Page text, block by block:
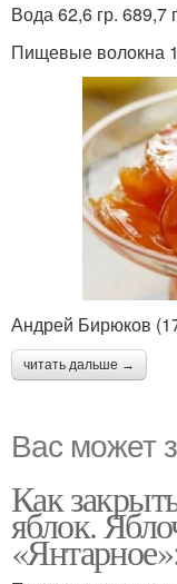
Вода 62,6 гр. 689,7
Пищевые волокна
Андрей Бирюков
читать дальше →
Вас может
Как
яблок.